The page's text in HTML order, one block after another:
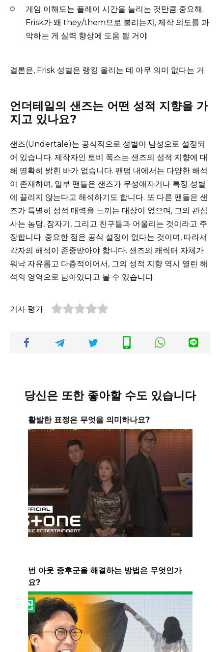
게임 이해도는 플레이 시간을 늘리는 것만큼 중요해.
Frisk가 왜 they/them으로 불리는지, 제작 의도를 파
악하는 게 실력 향상에 도움 될 거야.
결론은, Frisk 성별은 랭킹 올리는 데 아무 의미 없다는 거.
언더테일의 샌즈는 어떤 성적 지향을 가
지고 있나요?
샌즈(Undertale)는 공식적으로 성별이 남성으로 설정되
어 있습니다. 제작자인 토비 폭스는 샌즈의 성적 지향에 대
해 명확히 밝힌 바가 없습니다. 팬덤 내에서는 다양한 해석
이 존재하며, 일부 팬들은 샌즈가 무성애자거나 특정 성별
에 끌리지 않는다고 해석하기도 합니다. 또 다른 팬들은 샌
즈가 특별히 성적 매력을 느끼는 대상이 없으며, 그의 관심
사는 농담, 잠자기, 그리고 친구들과 어울리는 것이라고 주
장합니다. 중요한 점은 공식 설정이 없다는 것이며, 따라서
각자의 해석이 존중받아야 합니다. 샌즈의 캐릭터 자체가
워낙 자유롭고 다층적이어서, 그의 성적 지향 역시 열린 해
석의 영역으로 남아있다고 볼 수 있습니다.
기사 평가
당신은 또한 좋아할 수도 있습니다
활발한 표정은 무엇을 의미하나요?
번 아웃 증후군을 해결하는 방법은 무엇인가
요?